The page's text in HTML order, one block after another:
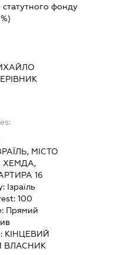
статутного фонду
МІСТО
ХЕМДА,
16
Ізраїль
100
Прямий
КІНЦЕВИЙ
ВЛАСНИК